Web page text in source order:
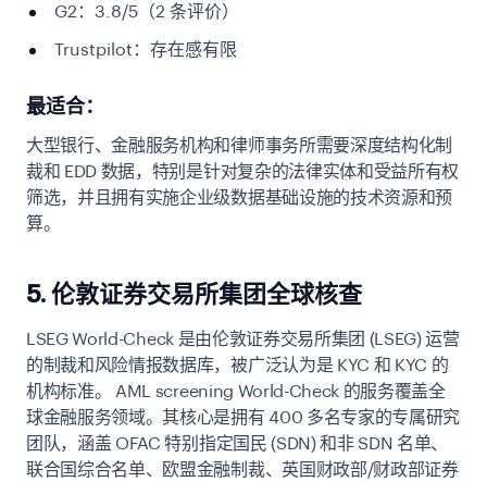
G2：3.8/5（2 条评价）
Trustpilot：存在感有限
最适合：
大型银行、金融服务机构和律师事务所需要深度结构化制
裁和 EDD 数据，特别是针对复杂的法律实体和受益所有权
筛选，并且拥有实施企业级数据基础设施的技术资源和预
算。
5. 伦敦证券交易所集团全球核查
LSEG World-Check 是由伦敦证券交易所集团 (LSEG) 运营
的制裁和风险情报数据库，被广泛认为是 KYC 和 KYC 的
机构标准。 AML screening World-Check 的服务覆盖全
球金融服务领域。其核心是拥有 400 多名专家的专属研究
团队，涵盖 OFAC 特别指定国民 (SDN) 和非 SDN 名单、
联合国综合名单、欧盟金融制裁、英国财政部/财政部证券